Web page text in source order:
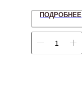
ПОДРОБНЕЕ